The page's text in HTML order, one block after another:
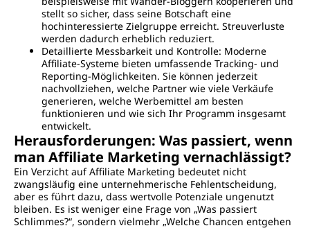
stellt so sicher, dass seine Botschaft eine
hochinteressierte Zielgruppe erreicht. Streuverluste
werden dadurch erheblich reduziert.
Detaillierte Messbarkeit und Kontrolle: Moderne
Affiliate-Systeme bieten umfassende Tracking- und
Reporting-Möglichkeiten. Sie können jederzeit
nachvollziehen, welche Partner wie viele Verkäufe
generieren, welche Werbemittel am besten
funktionieren und wie sich Ihr Programm insgesamt
entwickelt.
Herausforderungen: Was passiert, wenn
man Affiliate Marketing vernachlässigt?
Ein Verzicht auf Affiliate Marketing bedeutet nicht
zwangsläufig eine unternehmerische Fehlentscheidung,
aber es führt dazu, dass wertvolle Potenziale ungenutzt
bleiben. Es ist weniger eine Frage von „Was passiert
Schlimmes?“, sondern vielmehr „Welche Chancen entgehen